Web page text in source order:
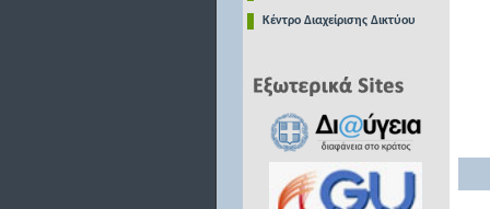
Κέντρο Διαχείρισης Δικτύου